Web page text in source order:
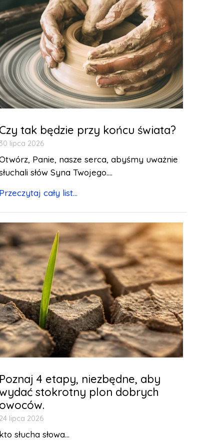
tak będzie przy końcu świata?
lipca 2026
Panie, nasze serca, abyśmy uważnie
słów Syna Twojego....
cały list...
4 etapy, niezbędne, aby
stokrotny plon dobrych
lipca 2026
słucha słowa...